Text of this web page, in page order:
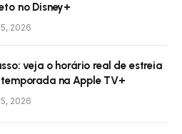
no Disney+
2026
veja o horário real de estreia
na Apple TV+
2026